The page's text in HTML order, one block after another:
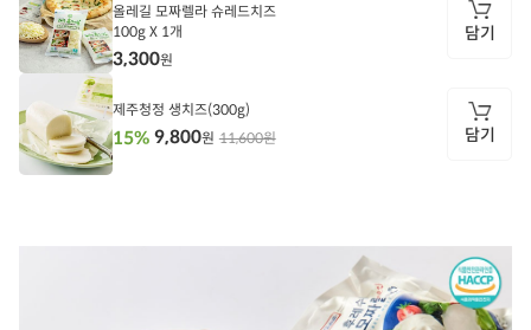
담
기
올레길 모짜렐라 슈레드치즈
100g X 1개
3,300원
담기
담
제주청정 생치즈(300g)
11,600원
15% 9,800원 담기